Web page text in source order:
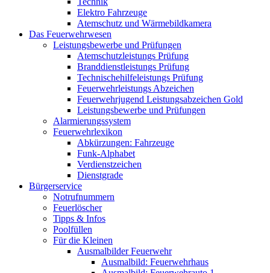
Elektro Fahrzeuge
Atemschutz und Wärmebildkamera
Das Feuerwehrwesen
Leistungsbewerbe und Prüfungen
Atemschutzleistungs Prüfung
Branddienstleistungs Prüfung
Technischehilfeleistungs Prüfung
Feuerwehrleistungs Abzeichen
Feuerwehrjugend Leistungsabzeichen Gold
Leistungsbewerbe und Prüfungen
Alarmierungssystem
Feuerwehrlexikon
Abkürzungen: Fahrzeuge
Funk-Alphabet
Verdienstzeichen
Dienstgrade
Bürgerservice
Notrufnummern
Feuerlöscher
Tipps & Infos
Poolfüllen
Für die Kleinen
Ausmalbilder Feuerwehr
Ausmalbild: Feuerwehrhaus